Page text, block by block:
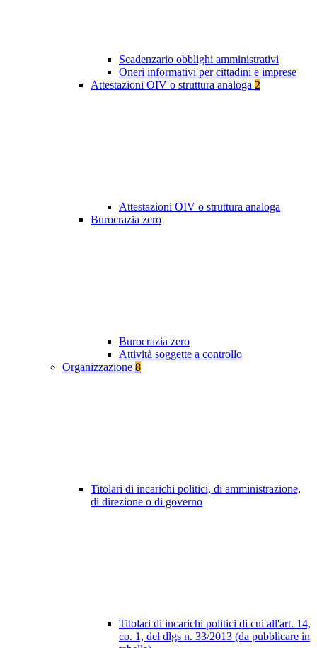
Scadenzario obblighi amministrativi
Oneri informativi per cittadini e imprese
Attestazioni OIV o struttura analoga 2
Attestazioni OIV o struttura analoga
Burocrazia zero
Burocrazia zero
Attività soggette a controllo
Organizzazione 8
Titolari di incarichi politici, di amministrazione,
di direzione o di governo
Titolari di incarichi politici di cui all'art. 14,
co. 1, del dlgs n. 33/2013 (da pubblicare in